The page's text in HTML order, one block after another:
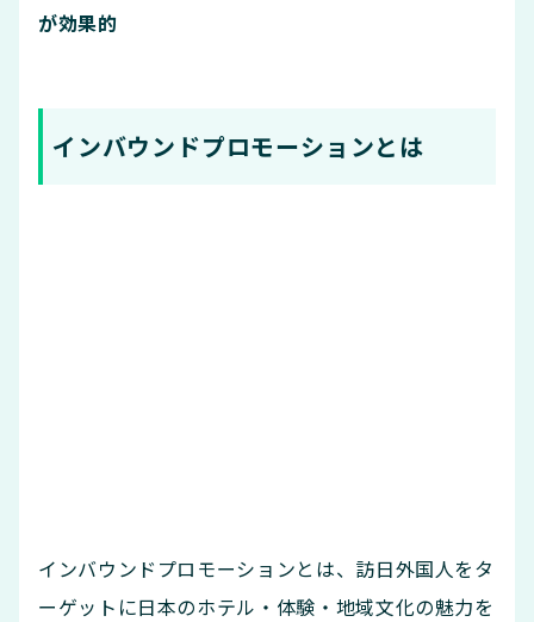
が効果的
インバウンドプロモーションとは
インバウンドプロモーションとは、訪日外国人をタ
ーゲットに日本のホテル・体験・地域文化の魅力を